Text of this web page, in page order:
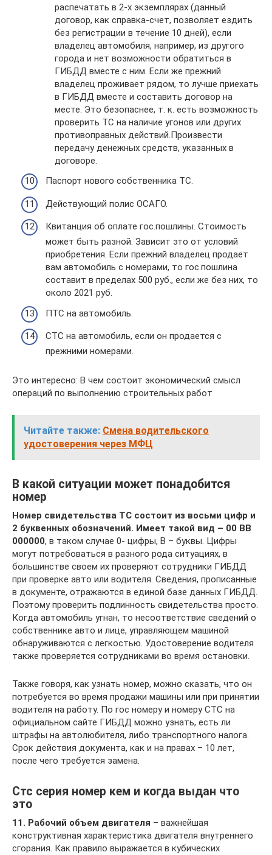
распечатать в 2-х экземплярах (данный
договор, как справка-счет, позволяет ездить
без регистрации в течение 10 дней), если
владелец автомобиля, например, из другого
города и нет возможности обратиться в
ГИБДД вместе с ним. Если же прежний
владелец проживает рядом, то лучше приехать
в ГИБДД вместе и составить договор на
месте. Это безопаснее, т. к. есть возможность
проверить ТС на наличие угонов или других
противоправных действий.Произвести
передачу денежных средств, указанных в
договоре.
Паспорт нового собственника ТС.
Действующий полис ОСАГО.
Квитанция об оплате гос.пошлины. Стоимость
может быть разной. Зависит это от условий
приобретения. Если прежний владелец продает
вам автомобиль с номерами, то гос.пошлина
составит в пределах 500 руб., если же без них, то
около 2021 руб.
ПТС на автомобиль.
СТС на автомобиль, если он продается с
прежними номерами.
Это интересно: В чем состоит экономический смысл
операций по выполнению строительных работ
Читайте также: Смена водительского
удостоверения через МФЦ
В какой ситуации может понадобится
номер
Номер свидетельства ТС состоит из восьми цифр и
2 буквенных обозначений. Имеет такой вид – 00 ВВ
000000, в таком случае 0- цифры, В – буквы. Цифры
могут потребоваться в разного рода ситуациях, в
большинстве своем их проверяют сотрудники ГИБДД
при проверке авто или водителя. Сведения, прописанные
в документе, отражаются в единой базе данных ГИБДД.
Поэтому проверить подлинность свидетельства просто.
Когда автомобиль угнан, то несоответствие сведений о
собственнике авто и лице, управляющем машиной
обнаруживаются с легкостью. Удостоверение водителя
также проверяется сотрудниками во время остановки.
Также говоря, как узнать номер, можно сказать, что он
потребуется во время продажи машины или при принятии
водителя на работу. По гос номеру и номеру СТС на
официальном сайте ГИБДД можно узнать, есть ли
штрафы на автолюбителя, либо транспортного налога.
Срок действия документа, как и на правах – 10 лет,
после чего требуется замена.
Стс серия номер кем и когда выдан что
это
11. Рабочий объем двигателя – важнейшая
конструктивная характеристика двигателя внутреннего
сгорания. Как правило выражается в кубических